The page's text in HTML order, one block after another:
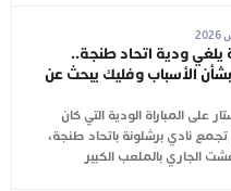
يلغي ودية اتحاد طنجة..
الأسباب وفليك يبحث عن
على المباراة الودية التي كان
تجمع نادي برشلونة باتحاد طنجة،